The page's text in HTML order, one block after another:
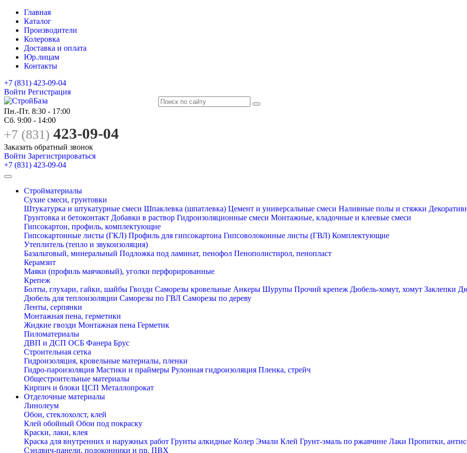
Главная
Каталог
Производители
Колеровка
Доставка и оплата
Юр.лицам
Контакты
+7 (831) 423-09-04
Войти Регистрация
Пн.-Пт. 8:30 - 17:00
Сб. 9:00 - 14:00
+7 (831) 423-09-04
Заказать обратный звонок
Войти Зарегистрироваться
+7 (831) 423-09-04
Стройматериалы
Сухие смеси, грунтовки
Штукатурка и штукатурные смеси Шпаклевка (шпатлевка) Цемент и универсальные смеси Наливные полы и стяжки
Грунтовка и бетоконтакт Добавки в раствор Гидроизоляционные смеси Монтажные, кладочные и клеевые смеси
Гипсокартон, профиль, комплектующие
Гипсокартонные листы (ГКЛ) Профиль для гипсокартона Гипсоволоконные листы (ГВЛ) Комплектующие
Утеплитель (тепло и звукоизоляция)
Базальтовый, минеральный Подложка под ламинат, пенофол Пенополистирол, пенопласт
Керамзит
Маяки (профиль маячковый), уголки перфорированные
Крепеж
Болты, глухари, гайки, шайбы Гвозди Саморезы кровельные Анкеры Шурупы Прочий крепеж Дюбель-хомут, хомут Заклепки
Дюбель для теплоизоляции Саморезы по ГВЛ Саморезы по дереву
Ленты, серпянки
Монтажная пена, герметики
Жидкие гвозди Монтажная пена Герметик
Пиломатериалы
ДВП и ДСП ОСБ Фанера Брус
Строительная сетка
Гидроизоляция, кровельные материалы, пленки
Гидро-пароизоляция Мастики и праймеры Рулонная гидроизоляция Пленка, стрейч
Общестроительные материалы
Кирпич и блоки ЦСП Металлопрокат
Отделочные материалы
Линолеум
Обои, стеклохолст, клей
Клей обойный Обои под покраску
Краски, лаки, клея
Краска для внутренних и наружных работ Грунты алкидные Колер Эмали Клей Грунт-эмаль по ржавчине Лаки Пропитки,
Сэндвич-панели, подоконники и пр. ПВХ